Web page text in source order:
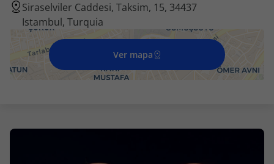
Voos
Hotéis
Voos + Hotel
Siraselviler Caddesi, Taksim, 15, 34437
Istambul, Turquia
Ver mapa